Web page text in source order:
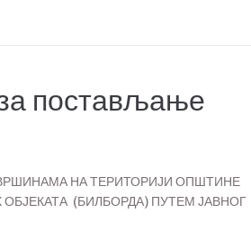
постављање
НА ТЕРИТОРИЈИ ОПШТИНЕ
(БИЛБОРДА) ПУТЕМ ЈАВНОГ